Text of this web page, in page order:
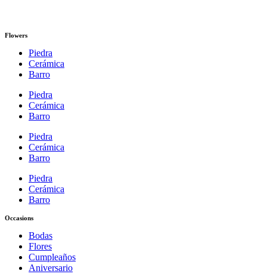
Flowers
Piedra
Cerámica
Barro
Piedra
Cerámica
Barro
Piedra
Cerámica
Barro
Piedra
Cerámica
Barro
Occasions
Bodas
Flores
Cumpleaños
Aniversario